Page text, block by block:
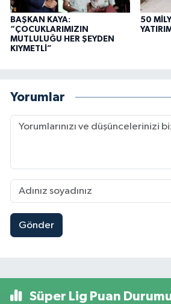
BAŞKAN KAYA:
“ÇOCUKLARIMIZIN
MUTLULUĞU HER ŞEYDEN
KIYMETLİ”
50
Yorumlar
Gönder
Süper Lig Puan